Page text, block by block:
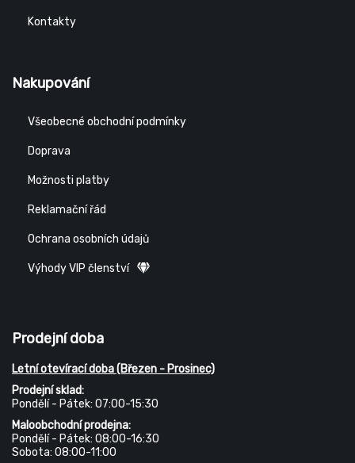
Kontakty
Nakupování
Všeobecné obchodní podmínky
Doprava
Možnosti platby
Reklamační řád
Ochrana osobních údajů
Výhody VIP členství
Prodejní doba
Letní otevírací doba (Březen - Prosinec)
Prodejní sklad:
Pondělí - Pátek: 07:00-15:30
Maloobchodní prodejna:
Pondělí - Pátek: 08:00-16:30
Sobota: 08:00-11:00